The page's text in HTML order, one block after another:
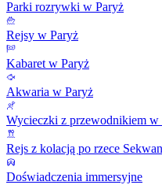
Parki rozrywki w Paryż
Rejsy w Paryż
Kabaret w Paryż
Akwaria w Paryż
Wycieczki z przewodnikiem w
Rejs z kolacją po rzece
Doświadczenia immersyjne